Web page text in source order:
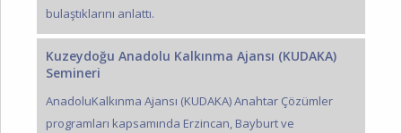
bulaştıklarını anlattı.
Kuzeydoğu Anadolu Kalkınma Ajansı (KUDAKA)
Semineri
AnadoluKalkınma Ajansı (KUDAKA) Anahtar Çözümler
programları kapsamında Erzincan, Bayburt ve